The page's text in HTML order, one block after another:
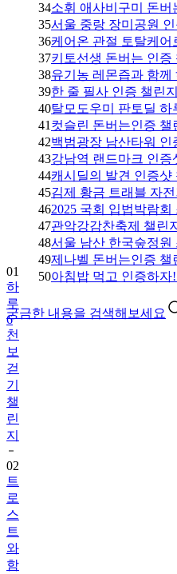
34소휘 애사비구미 돈버
35서울 중랑 장미공원 인
36케어온 관절 토탈케어
37키토선생 돈버는 인증
38유기농 레몬즙과 함께
39한 줄 필사 인증 챌린지
40탈모도우미 판토딜 하
41 컷슬린 돈버는인증 챌
42백범광장 남산타워 인
43강남역 랜드마크 인증
44캐시딜의 발견 인증샷
45김제 황금 트래블 자
462025 국회 입법박람회
47관악강감찬축제 챌린지
48서울 남산 한국숲정원
49제나벨 돈버는인증 챌
50아침밥 먹고 인증하자
궁금한 내용을 검색해보세요
01
하
루
6
천
보
걷
기
챌
린
지
02
트
로
스
트
와
함